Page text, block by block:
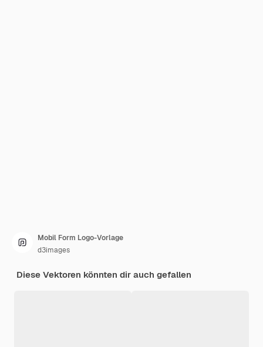
Mobil Form Logo-Vorlage
d3images
Diese Vektoren könnten dir auch gefallen